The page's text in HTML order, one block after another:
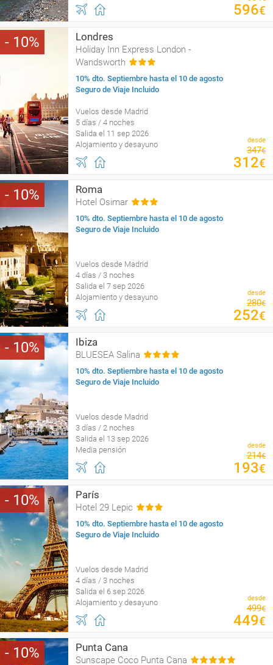
596€
10 Londres
Holiday Inn Express London -
Wandsworth
10% dto. Septiembre hasta el 10 de agosto
Seguro de Viaje Incluido
Vuelos desde Madrid
5 días / 4 noches
Salida el 11 sep 2026
Alojamiento y desayuno
desde
347€
312€
10 Roma
Hotel Osimar
10% dto. Septiembre hasta el 10 de agosto
Seguro de Viaje Incluido
Vuelos desde Madrid
4 días / 3 noches
Salida el 7 sep 2026
Alojamiento y desayuno
desde
280€
252€
10 Ibiza
BLUESEA Salina
10% dto. Septiembre hasta el 10 de agosto
Seguro de Viaje Incluido
Vuelos desde Madrid
3 días / 2 noches
Salida el 13 sep 2026
Media pensión
desde
214€
193€
10 París
Hotel 29 Lepic
10% dto. Septiembre hasta el 10 de agosto
Seguro de Viaje Incluido
Vuelos desde Madrid
4 días / 3 noches
Salida el 6 sep 2026
Alojamiento y desayuno
desde
499€
449€
10 Punta Cana
Sunscape Coco Punta Cana